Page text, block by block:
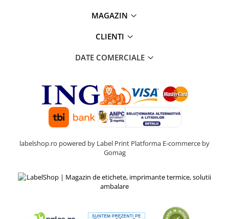
MAGAZIN
CLIENTI
DATE COMERCIALE
labelshop.ro powered by Label Print Platforma E-commerce by
Gomag